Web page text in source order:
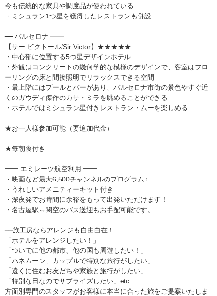
今も伝統的な家具や調度品が使われている
・ミシュラン1つ星を獲得したレストランも併設
━━ バルセロナ ━━
【サー ビクトール/Sir Victor】★★★★★
・中心部に位置する5つ星デザインホテル
・外観はコンクリートの幾何学的な模様のデザインで、客室はフロ
ーリングの床と間接照明でリラックスできる空間
・最上階にはプールとバーがあり、バルセロナ市街の景色やすぐ近
くのガウディ傑作のカサ・ミラを眺めることができる
・ホテルではミシュラン星付きレストラン・ムーを楽しめる
★お一人様参加可能（要追加代金）
★毎朝食付き
━━ エミレーツ航空利用 ━━
・映画など最大6,500チャンネルのプログラム♪
・うれしいアメニティーキット付き
・深夜発でお時間に余裕をもって出発いただけます！
・名古屋駅⇔関空のバス送迎もお手配可能です。
━━旅工房ならアレンジも自由自在！━━
「ホテルをアレンジしたい！」
「ついでに他の都市、他の国も周遊したい！」
「ハネムーン、カップルで特別な旅行がしたい」
「遠くに住むお友だちや家族と旅行がしたい」
「特別な日なのでサプライズしたい」etc...
方面別専門のスタッフがお客様に本当に合った旅をご提案いたしま